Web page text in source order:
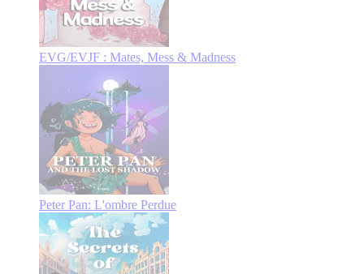
EVG/EVJF : Mates, Mess & Madness
Peter Pan: L'ombre Perdue